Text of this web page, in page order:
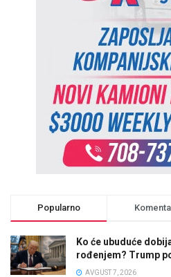
Popularno
Ko će ubuduće
rođenjem? Trump
AVGUST 7, 2026